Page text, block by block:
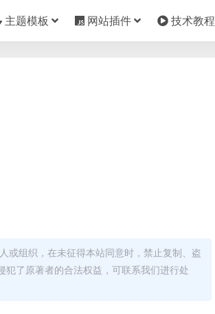
主题模板 网站插件 技术教程
或组织，在未征得本站同意时，禁止复制、盗
了原著者的合法权益，可联系我们进行处